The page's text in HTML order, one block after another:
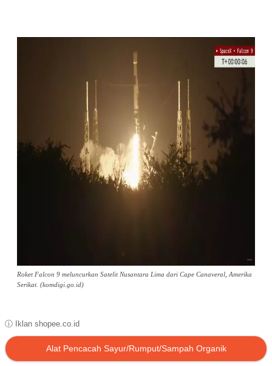
Roket Falcon 9 meluncurkan Satelit Nusantara Lima dari Cape Canaveral, Amerika
Serikat. (komdigi.go.id)
ⓘ Iklan shopee.co.id
Alat Pencacah Sayur/Rumput/Sampah Organik